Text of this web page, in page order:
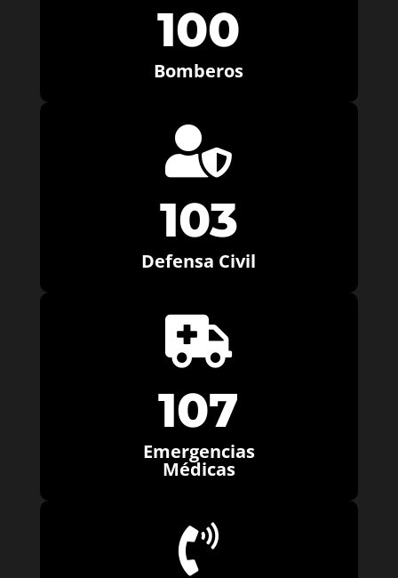
100
Bomberos

103
Defensa Civil

107
Emergencias
Médicas
